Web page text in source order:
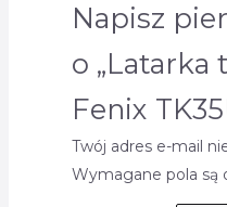
Napisz
o „Latarka
Fenix
Twój adres e-mail
Wymagane pola są